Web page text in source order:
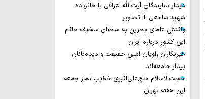
دیدار نمایندگان آیت‌الله اعرافی با خانواده
شهید سامعی + تصاویر
واکنش علمای بحرین به سخنان سخیف حاکم
این کشور درباره ایران
خبرنگاران راویان امین حقیقت و دیده‌بانان
بیدار جامعه‌اند
حجت‌الاسلام حاج‌علی‌اکبری خطیب نماز جمعه
این هفته تهران